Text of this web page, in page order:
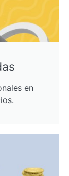
en